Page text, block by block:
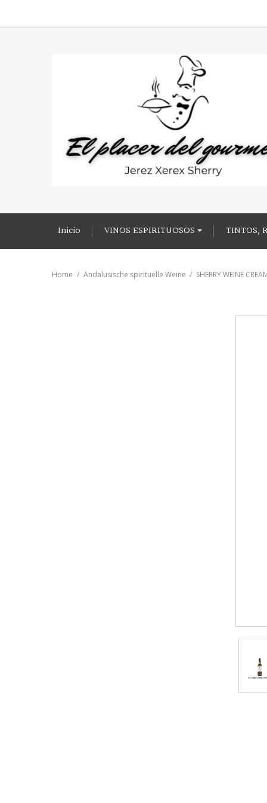
Inicio VINOS ESPIRITUOSOS TINTOS,
Home Andalusische spirituelle Weine SHERRY WEINE